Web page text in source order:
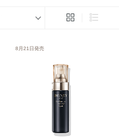
8月21日発売